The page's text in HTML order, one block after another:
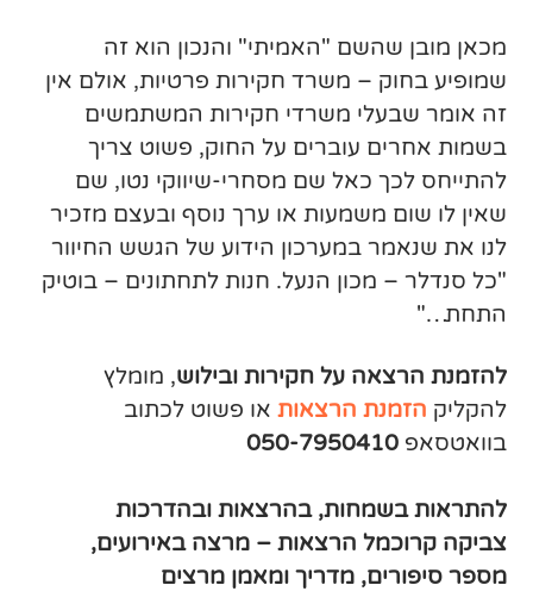
מכאן מובן שהשם "האמיתי" והנכון הוא זה
שמופיע בחוק – משרד חקירות פרטיות, אולם אין
זה אומר שבעלי משרדי חקירות המשתמשים
בשמות אחרים עוברים על החוק, פשוט צריך
להתייחס לכך כאל שם מסחרי-שיווקי נטו, שם
שאין לו שום משמעות או ערך נוסף ובעצם מזכיר
לנו את שנאמר במערכון הידוע של הגשש החיוור
"כל סנדלר – מכון הנעל. חנות לתחתונים – בוטיק
התחת…"
להזמנת הרצאה על חקירות ובילוש, מומלץ
להקליק הזמנת הרצאות או פשוט לכתוב
בוואטסאפ050-7950410
להתראות בשמחות, בהרצאות ובהדרכות
צביקה קרוכמל הרצאות – מרצה באירועים,
מספר סיפורים, מדריך ומאמן מרצים